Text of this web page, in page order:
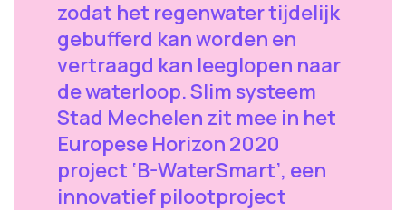
zodat het regenwater tijdelijk
gebufferd kan worden en
vertraagd kan leeglopen naar
de waterloop. Slim systeem
Stad Mechelen zit mee in het
Europese Horizon 2020
project ‘B-WaterSmart’, een
innovatief pilootproject